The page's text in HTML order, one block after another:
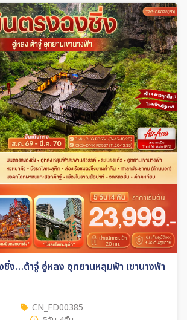
ง…ต้าจู๋ อู่หลง อุทยานหลุมฟ้า เขานางฟ้า
CN_FD00385